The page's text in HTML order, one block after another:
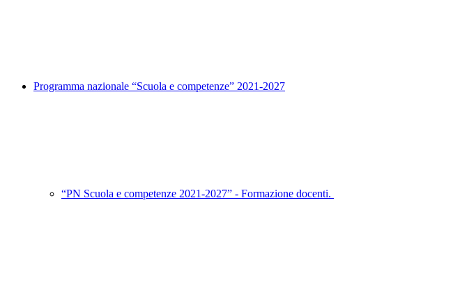
Programma nazionale “Scuola e competenze” 2021-2027
“PN Scuola e competenze 2021-2027” - Formazione docenti.